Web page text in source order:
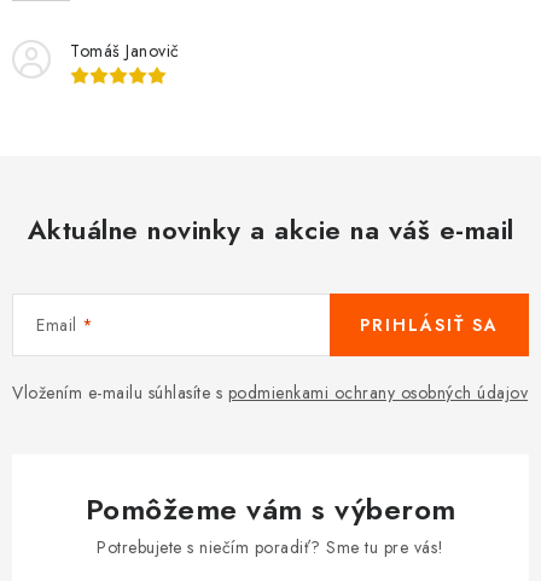
Tomáš Janovič
Aktuálne novinky a akcie na váš e-mail
Email
Vložením e-mailu súhlasíte s podmienkami ochrany osobných údajov
PRIHLÁSIŤ SA
Pomôžeme vám s výberom
Potrebujete s niečím poradiť? Sme tu pre vás!